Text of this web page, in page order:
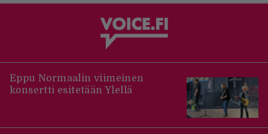
Eppu Normaalin viimeinen
konsertti esitetään Ylellä